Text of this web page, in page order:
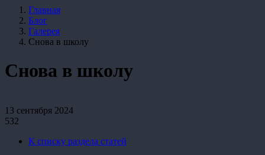
Главная
Блог
Галерея
Снова в школу
Снова в школу
13 сентября 2024
532
К списку раздела статей